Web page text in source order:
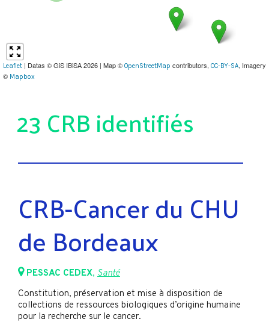
Leaflet | Datas © GiS IBiSA 2026 | Map © OpenStreetMap contributors, CC-BY-SA, Imagery
© Mapbox
23 CRB identifiés
CRB-Cancer du CHU
de Bordeaux
PESSAC CEDEX, Santé
Constitution, préservation et mise à disposition de
collections de ressources biologiques d’origine humaine
pour la recherche sur le cancer.